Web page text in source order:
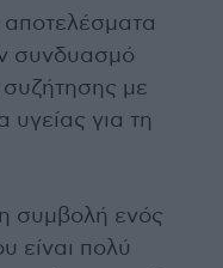
αποτελέσματα
συνδυασμό
με
υγείας για τη
συμβολή ενός
είναι πολύ